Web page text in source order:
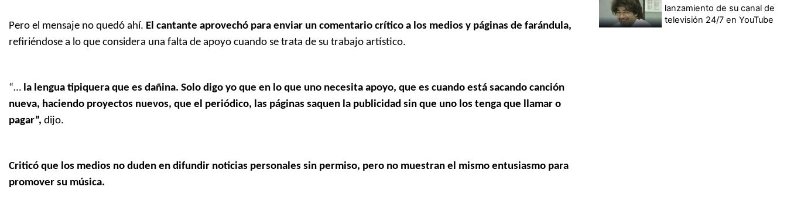
Pero el mensaje no quedó ahí. El cantante aprovechó para enviar un comentario crítico a los medios y páginas de farándula,
refiriéndose a lo que considera una falta de apoyo cuando se trata de su trabajo artístico.
“… la lengua tipiquera que es dañina. Solo digo yo que en lo que uno necesita apoyo, que es cuando está sacando canción
nueva, haciendo proyectos nuevos, que el periódico, las páginas saquen la publicidad sin que uno los tenga que llamar o
pagar”, dijo.
Criticó que los medios no duden en difundir noticias personales sin permiso, pero no muestran el mismo entusiasmo para
promover su música.
lanzamiento de su canal de
televisión 24/7 en YouTube